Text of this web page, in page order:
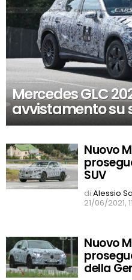
Mercedes GLC
avvistamento su
Nuovo
SUV
di Alessio
21/06/2021,
Nuovo
della